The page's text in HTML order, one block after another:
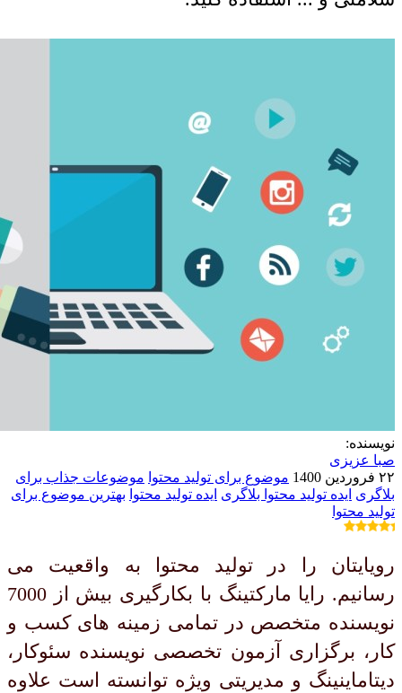
نویسنده:
صبا عزیزی
۲۲ فروردین 1400
موضوع برای تولید محتوا موضوعات جذاب برای
بلاگری ایده تولید محتوا بلاگری ایده تولید محتوا بهترین موضوع برای
تولید محتوا
رویایتان را در تولید محتوا به واقعیت می
رسانیم. رایا مارکتینگ با بکارگیری بیش از 7000
نویسنده متخصص در تمامی زمینه های کسب و
کار، برگزاری آزمون تخصصی نویسنده سئوکار،
دیتاماینینگ و مدیریتی ویژه توانسته است علاوه